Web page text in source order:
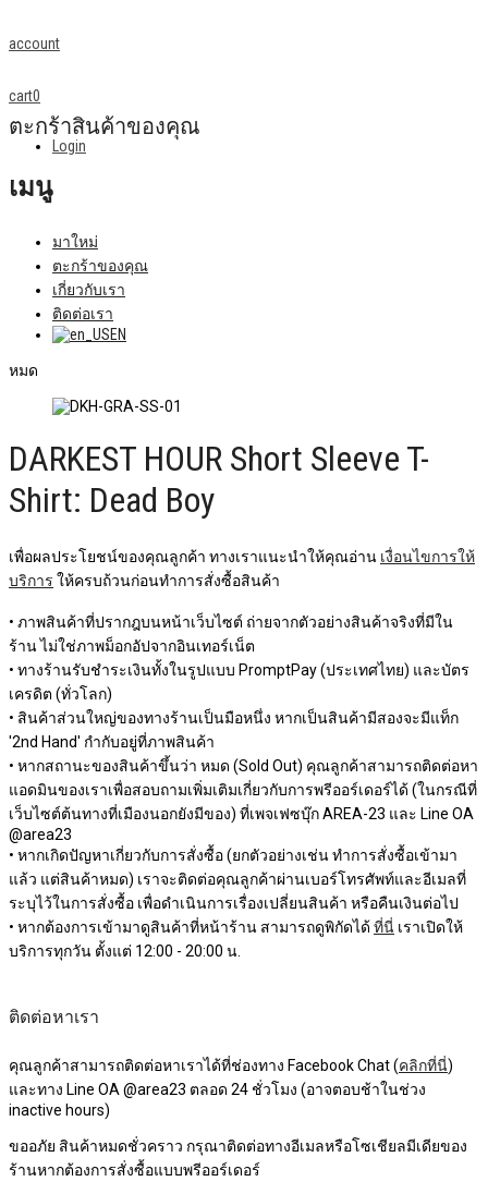
account
Login
cart0
ตะกร้าสินค้าของคุณ
เมนู
มาใหม่
ตะกร้าของคุณ
เกี่ยวกับเรา
ติดต่อเรา
EN
หมด
DARKEST HOUR Short Sleeve T-
Shirt: Dead Boy
เพื่อผลประโยชน์ของคุณลูกค้า ทางเราแนะนำให้คุณอ่าน เงื่อนไขการให้
บริการ ให้ครบถ้วนก่อนทำการสั่งซื้อสินค้า
• ภาพสินค้าที่ปรากฎบนหน้าเว็บไซต์ ถ่ายจากตัวอย่างสินค้าจริงที่มีใน
ร้าน ไม่ใช่ภาพม็อกอัปจากอินเทอร์เน็ต
• ทางร้านรับชำระเงินทั้งในรูปแบบ PromptPay (ประเทศไทย) และบัตร
เครดิต (ทั่วโลก)
• สินค้าส่วนใหญ่ของทางร้านเป็นมือหนึ่ง หากเป็นสินค้ามีสองจะมีแท็ก
'2nd Hand' กำกับอยู่ที่ภาพสินค้า
• หากสถานะของสินค้าขึ้นว่า หมด (Sold Out) คุณลูกค้าสามารถติดต่อหา
แอดมินของเราเพื่อสอบถามเพิ่มเติมเกี่ยวกับการพรีออร์เดอร์ได้ (ในกรณีที่
เว็บไซต์ต้นทางที่เมืองนอกยังมีของ) ที่เพจเฟซบุ๊ก AREA-23 และ Line OA
@area23
• หากเกิดปัญหาเกี่ยวกับการสั่งซื้อ (ยกตัวอย่างเช่น ทำการสั่งซื้อเข้ามา
แล้ว แต่สินค้าหมด) เราจะติดต่อคุณลูกค้าผ่านเบอร์โทรศัพท์และอีเมลที่
ระบุไว้ในการสั่งซื้อ เพื่อดำเนินการเรื่องเปลี่ยนสินค้า หรือคืนเงินต่อไป
• หากต้องการเข้ามาดูสินค้าที่หน้าร้าน สามารถดูพิกัดได้ ที่นี่ เราเปิดให้
บริการทุกวัน ตั้งแต่ 12:00 - 20:00 น.
ติดต่อหาเรา
คุณลูกค้าสามารถติดต่อหาเราได้ที่ช่องทาง Facebook Chat (คลิกที่นี่)
และทาง Line OA @area23 ตลอด 24 ชั่วโมง (อาจตอบช้าในช่วง
inactive hours)
ขออภัย สินค้าหมดชั่วคราว กรุณาติดต่อทางอีเมลหรือโซเชียลมีเดียของ
ร้านหากต้องการสั่งซื้อแบบพรีออร์เดอร์